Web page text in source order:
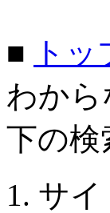
■ ト
わから
下の検
サイ